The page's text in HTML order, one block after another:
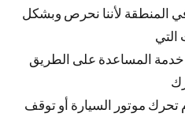
المنطقة لأننا نحرص وبشكل
التي
خدمة المساعدة على الطريق
موتور السيارة أو توقف